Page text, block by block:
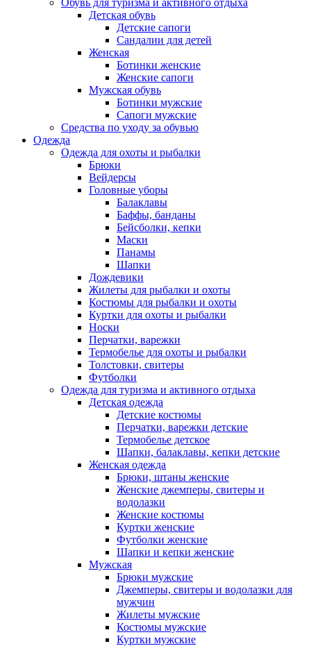
Обувь для туризма и активного отдыха
Детская обувь
Детские сапоги
Сандалии для детей
Женская
Ботинки женские
Женские сапоги
Мужская обувь
Ботинки мужские
Сапоги мужские
Средства по уходу за обувью
Одежда
Одежда для охоты и рыбалки
Брюки
Вейдерсы
Головные уборы
Балаклавы
Баффы, банданы
Бейсболки, кепки
Маски
Панамы
Шапки
Дождевики
Жилеты для рыбалки и охоты
Костюмы для рыбалки и охоты
Куртки для охоты и рыбалки
Носки
Перчатки, варежки
Термобелье для охоты и рыбалки
Толстовки, свитеры
Футболки
Одежда для туризма и активного отдыха
Детская одежда
Детские костюмы
Перчатки, варежки детские
Термобелье детское
Шапки, балаклавы, кепки детские
Женская одежда
Брюки, штаны женские
Женские джемперы, свитеры и
водолазки
Женские костюмы
Куртки женские
Футболки женские
Шапки и кепки женские
Мужская
Брюки мужские
Джемперы, свитеры и водолазки для
мужчин
Жилеты мужские
Костюмы мужские
Куртки мужские